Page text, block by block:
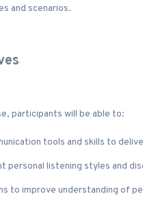
and scenarios.
participants will be able to:
tools and skills to
personal listening styles and
to improve understanding of